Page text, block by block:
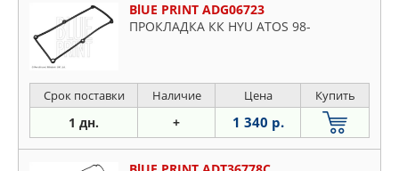
BlUE PRINT ADG06723
ПРОКЛАДКА КК HYU ATOS 98-
Срок поставки Наличие Цена Купить
1 дн. + 1 340 р.